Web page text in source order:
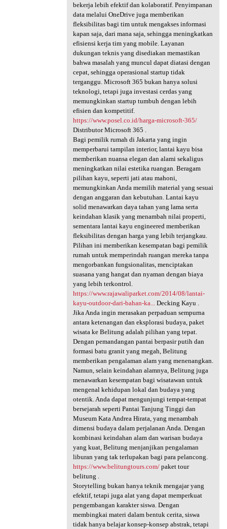
bekerja lebih efektif dan kolaboratif. Penyimpanan
data melalui OneDrive juga memberikan
fleksibilitas bagi tim untuk mengakses informasi
kapan saja, dari mana saja, sehingga meningkatkan
efisiensi kerja tim yang mobile. Layanan
dukungan teknis yang disediakan memastikan
bahwa masalah yang muncul dapat diatasi dengan
cepat, sehingga operasional startup tidak
terganggu. Microsoft 365 bukan hanya solusi
teknologi, tetapi juga investasi cerdas yang
memungkinkan startup tumbuh dengan lebih
efisien dan kompetitif.
https://www.posel.co.id/harga-microsoft-365/
Distributor Microsoft 365 .
Bagi pemilik rumah di Jakarta yang ingin
memperbarui tampilan interior, lantai kayu bisa
memberikan nuansa elegan dan alami sekaligus
meningkatkan nilai estetika ruangan. Beragam
pilihan kayu, seperti jati atau mahoni,
memungkinkan Anda memilih material yang sesuai
dengan anggaran dan kebutuhan. Lantai kayu
solid menawarkan daya tahan yang lama serta
keindahan klasik yang menambah nilai properti,
sementara lantai kayu engineered memberikan
fleksibilitas dengan harga yang lebih terjangkau.
Pilihan ini memberikan kesempatan bagi pemilik
rumah untuk memperindah ruangan mereka tanpa
mengorbankan fungsionalitas, menciptakan
suasana yang hangat dan nyaman dengan biaya
yang lebih terkontrol.
https://www.rajawaliparket.com/2014/08/lantai-
kayu-outdoor-dari-bahan-ka...Decking Kayu .
Jika Anda ingin merasakan perpaduan sempurna
antara ketenangan dan eksplorasi budaya, paket
wisata ke Belitung adalah pilihan yang tepat.
Dengan pemandangan pantai berpasir putih dan
formasi batu granit yang megah, Belitung
memberikan pengalaman alam yang menenangkan.
Namun, selain keindahan alamnya, Belitung juga
menawarkan kesempatan bagi wisatawan untuk
mengenal kehidupan lokal dan budaya yang
otentik. Anda dapat mengunjungi tempat-tempat
bersejarah seperti Pantai Tanjung Tinggi dan
Museum Kata Andrea Hirata, yang menambah
dimensi budaya dalam perjalanan Anda. Dengan
kombinasi keindahan alam dan warisan budaya
yang kuat, Belitung menjanjikan pengalaman
liburan yang tak terlupakan bagi para pelancong.
https://www.belitungtours.com/paket tour
belitung .
Storytelling bukan hanya teknik mengajar yang
efektif, tetapi juga alat yang dapat memperkuat
pengembangan karakter siswa. Dengan
membingkai materi dalam bentuk cerita, siswa
tidak hanya belajar konsep-konsep abstrak, tetapi